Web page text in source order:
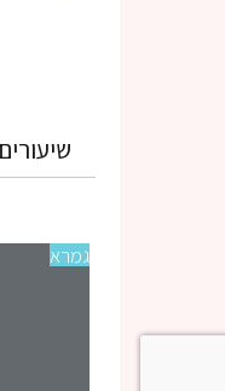
גמרא